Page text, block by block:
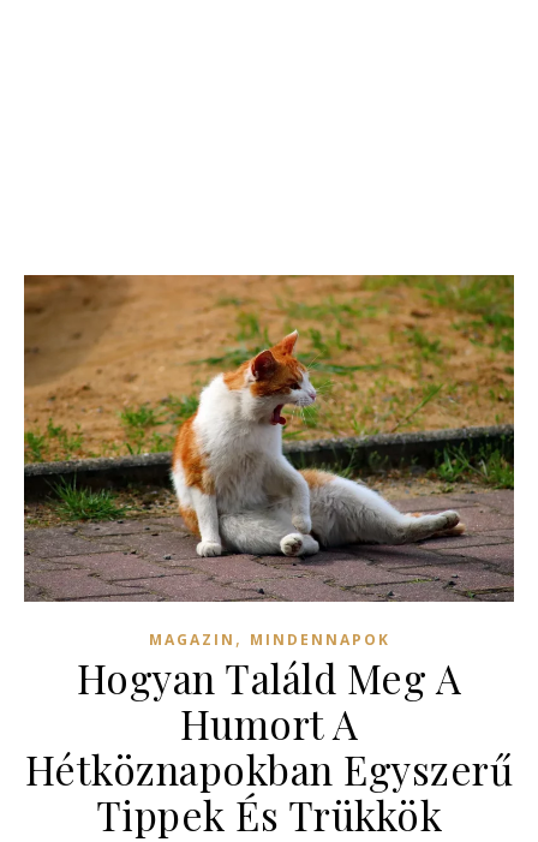
MAGAZIN , MINDENNAPOK
Hogyan Találd Meg A
Humort A
Hétköznapokban Egyszerű
Tippek És Trükkök